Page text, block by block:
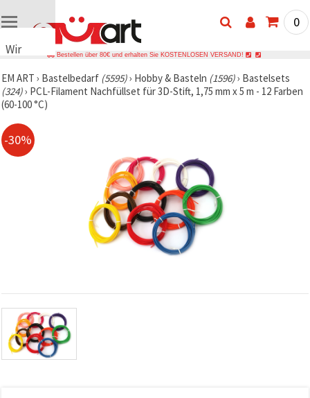
Wir
Cookies
🍪 Wir
verwenden
und
ähnliche
Technologien,
Datenverkehr
analysieren
sowie
relevantere
0
Bestellen über 80€ und erhalten Sie KOSTENLOSEN VERSAND!
EM ART › Bastelbedarf (5595)› Hobby & Basteln (1596)› Bastelsets
(324)› PCL-Filament Nachfüllset für 3D-Stift, 1,75 mm x 5 m - 12 Farben
(60-100 °C)
-30%